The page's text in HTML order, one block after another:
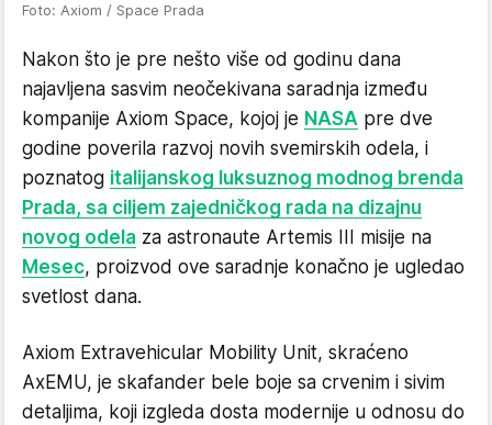
Foto: Axiom / Space Prada
Nakon što je pre nešto više od godinu dana
najavljena sasvim neočekivana saradnja između
kompanije Axiom Space, kojoj je NASA pre dve
godine poverila razvoj novih svemirskih odela, i
poznatog italijanskog luksuznog modnog brenda
Prada, sa ciljem zajedničkog rada na dizajnu
novog odela za astronaute Artemis III misije na
Mesec, proizvod ove saradnje konačno je ugledao
svetlost dana.
Axiom Extravehicular Mobility Unit, skraćeno
AxEMU, je skafander bele boje sa crvenim i sivim
detaljima, koji izgleda dosta modernije u odnosu do